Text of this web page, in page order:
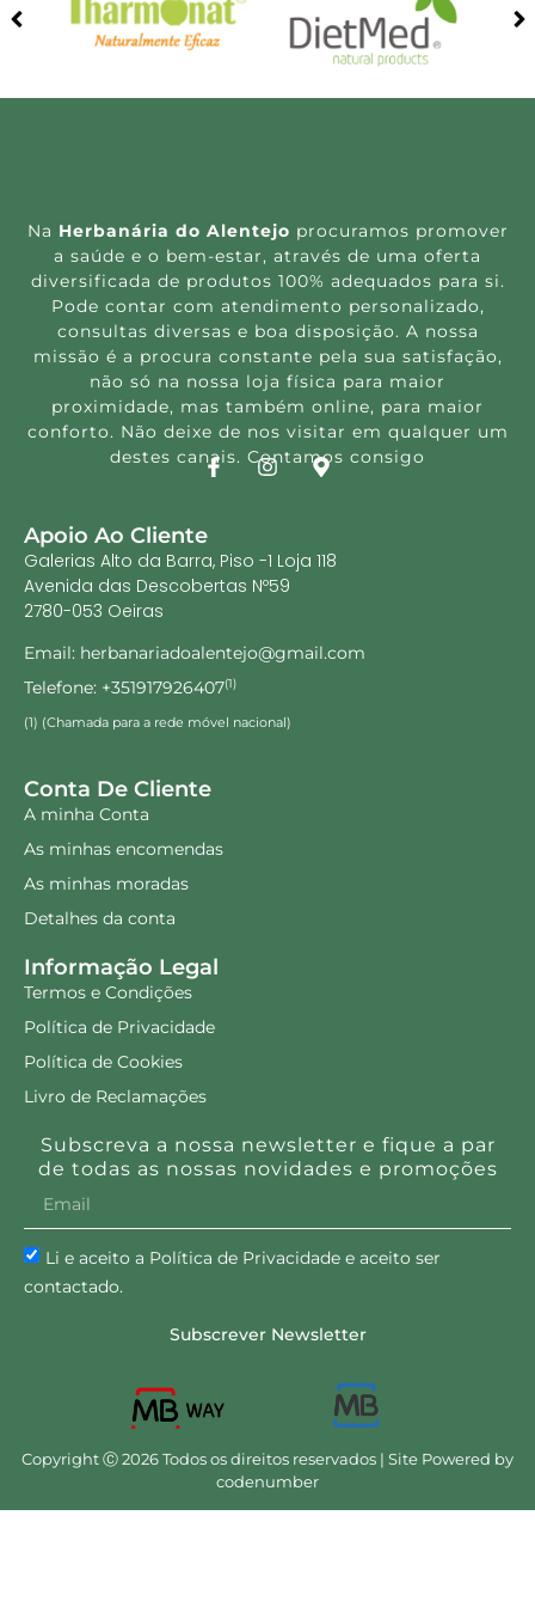
Na Herbanária do Alentejo procuramos promover
a saúde e o bem-estar, através de uma oferta
diversificada de produtos 100% adequados para si.
Pode contar com atendimento personalizado,
consultas diversas e boa disposição. A nossa
missão é a procura constante pela sua satisfação,
não só na nossa loja física para maior
proximidade, mas também online, para maior
conforto. Não deixe de nos visitar em qualquer um
destes canais. Contamos consigo
Apoio Ao Cliente
Galerias Alto da Barra, Piso -1 Loja 118
Avenida das Descobertas Nº59
2780-053 Oeiras
Email: herbanariadoalentejo@gmail.com
Telefone: +351917926407(1)
(1) (Chamada para a rede móvel nacional)
Conta De Cliente
A minha Conta
As minhas encomendas
As minhas moradas
Detalhes da conta
Informação Legal
Termos e Condições
Política de Privacidade
Política de Cookies
Livro de Reclamações
Subscreva a nossa newsletter e fique a par
de todas as nossas novidades e promoções
Li e aceito a Política de Privacidade e aceito ser
contactado.
Subscrever Newsletter
Copyright Ⓒ 2026 Todos os direitos reservados | Site Powered by
codenumber